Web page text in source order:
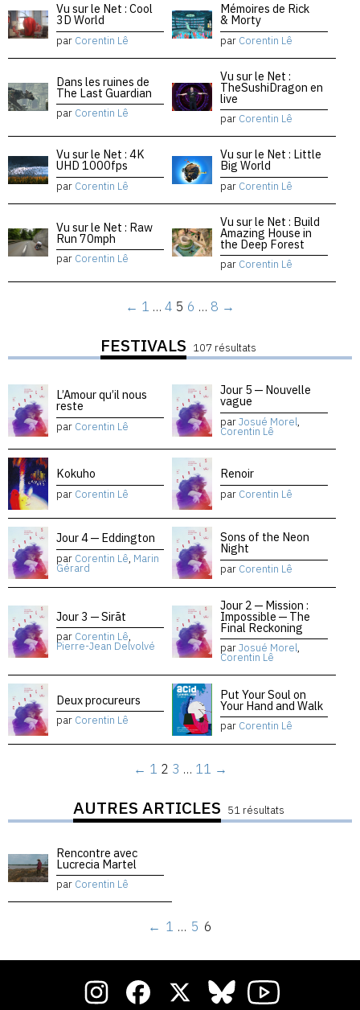
Vu sur le Net : Cool
3D World
par Corentin Lê
Mémoires de Rick
& Morty
par Corentin Lê
Dans les ruines de
The Last Guardian
par Corentin Lê
Vu sur le Net :
TheSushiDragon en
live
par Corentin Lê
Vu sur le Net : 4K
UHD 1000fps
par Corentin Lê
Vu sur le Net : Little
Big World
par Corentin Lê
Vu sur le Net : Raw
Run 70mph
par Corentin Lê
Vu sur le Net : Build
Amazing House in
the Deep Forest
par Corentin Lê
← 1 … 4 5 6 … 8 →
FESTIVALS 107 résultats
L’Amour qu’il nous
reste
par Corentin Lê
Jour 5 — Nouvelle
vague
parJosué Morel,
Corentin Lê
Kokuho
par Corentin Lê
Renoir
par Corentin Lê
Jour 4 — Eddington
par Corentin Lê, Marin
Gérard
Sons of the Neon
Night
par Corentin Lê
Jour 3 — Sirāt
par Corentin Lê,
Pierre-Jean Delvolvé
Jour 2 — Mission :
Impossible — The
Final Reckoning
parJosué Morel,
Corentin Lê
Deux procureurs
par Corentin Lê
Put Your Soul on
Your Hand and Walk
par Corentin Lê
← 1 2 3 … 11 →
AUTRES ARTICLES 51 résultats
Rencontre avec
Lucrecia Martel
par Corentin Lê
← 1 … 5 6